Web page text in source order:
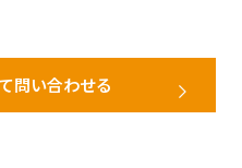
問い合わせる